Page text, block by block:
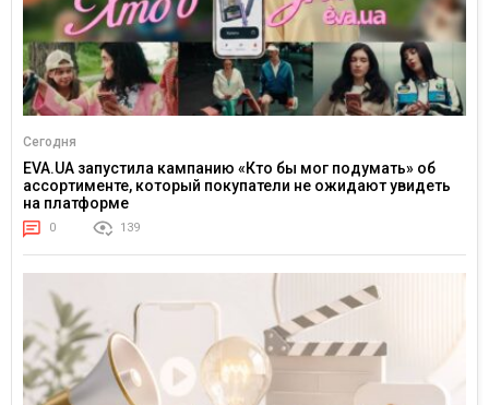
Сегодня
EVA.UA запустила кампанию «Кто бы мог подумать» об
ассортименте, который покупатели не ожидают увидеть
на платформе
0 139